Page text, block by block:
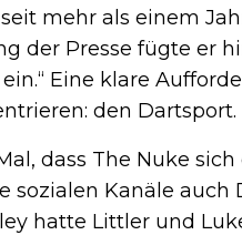
mehr als einem
der Presse fügte er
Eine klare
den Dartsport.
dass The Nuke
sozialen Kanäle
hatte Littler und